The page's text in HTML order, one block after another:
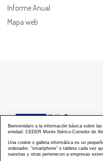
Informe Anual
Mapa web
Bienvenida/o a la información básica sobre
entidad: CEDER Monte Ibérico-Corredor de
Una cookie o galleta informática es un
ordenador, “smartphone” o tableta cada vez
nuestras y otras pertenecen a empresas